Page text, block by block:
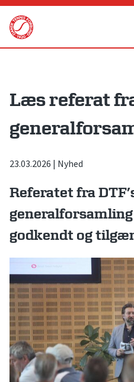
Skip
content
Læs referat
23.03.2026 | Nyhed
Referatet fra
godkendt og